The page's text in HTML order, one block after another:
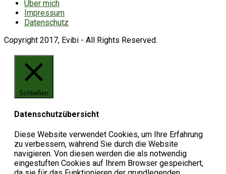
Über mich
Impressum
Datenschutz
Copyright 2017, Evibi - All Rights Reserved.
Schließen
Datenschutzübersicht
Diese Website verwendet Cookies, um Ihre Erfahrung
zu verbessern, während Sie durch die Website
navigieren. Von diesen werden die als notwendig
eingestuften Cookies auf Ihrem Browser gespeichert,